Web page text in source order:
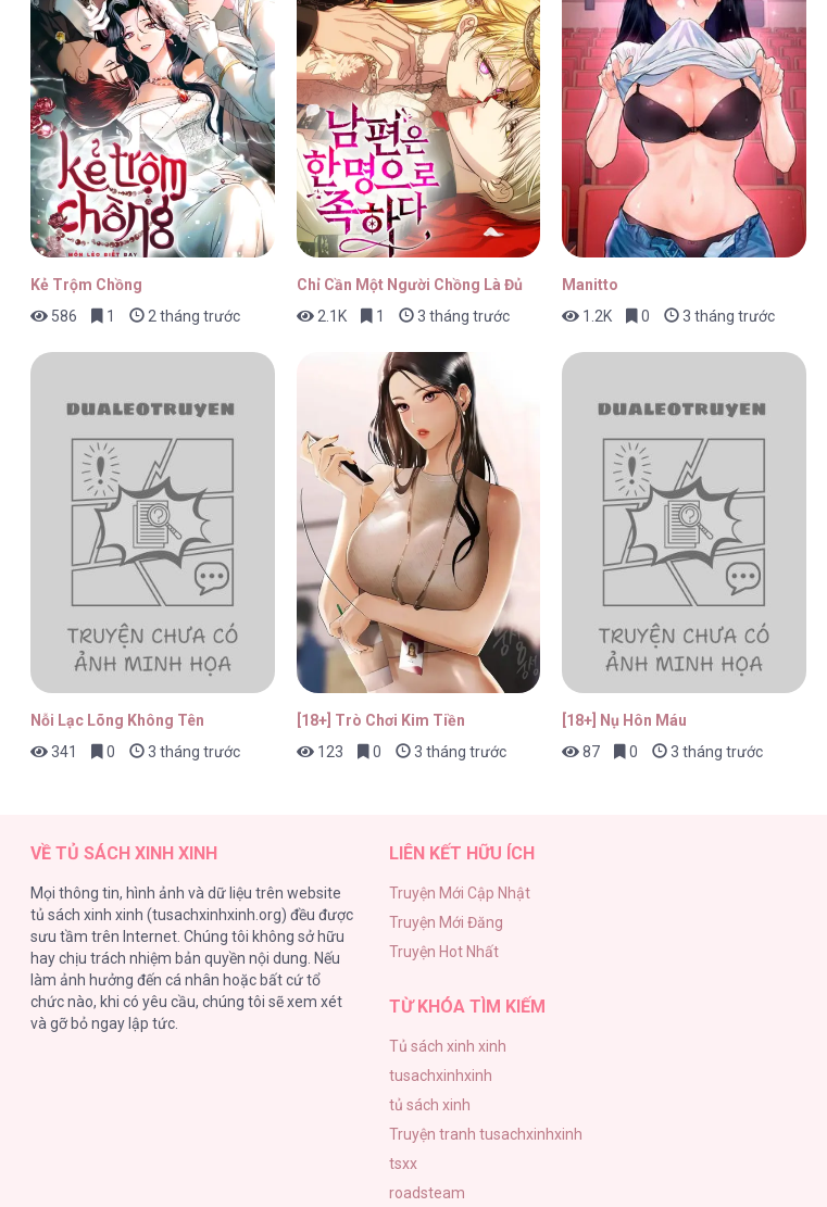
Kẻ Trộm Chồng
586
1 2 tháng trước
Chỉ Cần Một Người Chồng Là Đủ
2.1K
1 3 tháng trước
Manitto
1.2K
0 3 tháng trước
Nỗi Lạc Lõng Không Tên
341
0 3 tháng trước
[18+] Trò Chơi Kim Tiền
123
0 3 tháng trước
[18+] Nụ Hôn Máu
87
0 3 tháng trước
VỀ TỦ SÁCH XINH XINH
Mọi thông tin, hình ảnh và dữ liệu trên website
tủ sách xinh xinh (tusachxinhxinh.org) đều được
sưu tầm trên Internet. Chúng tôi không sở hữu
hay chịu trách nhiệm bản quyền nội dung. Nếu
làm ảnh hưởng đến cá nhân hoặc bất cứ tổ
chức nào, khi có yêu cầu, chúng tôi sẽ xem xét
và gỡ bỏ ngay lập tức.
LIÊN KẾT HỮU ÍCH
Truyện Mới Cập Nhật
Truyện Mới Đăng
Truyện Hot Nhất
TỪ KHÓA TÌM KIẾM
Tủ sách xinh xinh
tusachxinhxinh
tủ sách xinh
Truyện tranh tusachxinhxinh
tsxx
roadsteam